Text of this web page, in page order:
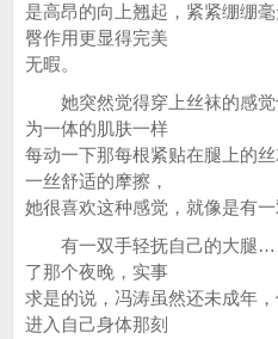
是高昂的向上翘起，紧紧绷绷
臀作用更显得完美
无暇。
她突然觉得穿上丝袜的感觉
为一体的肌肤一样
每动一下那每根紧贴在腿上的
一丝舒适的摩擦，
她很喜欢这种感觉，就像是有
有一双手轻抚自己的大腿
了那个夜晚，实事
求是的说，冯涛虽然还未成年
进入自己身体那刻